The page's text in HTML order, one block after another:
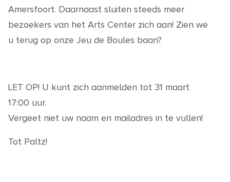
Amersfoort. Daarnaast sluiten steeds meer
bezoekers van het Arts Center zich aan! Zien we
u terug op onze Jeu de Boules baan?
LET OP! U kunt zich aanmelden tot 31 maart
17:00 uur.
Vergeet niet uw naam en mailadres in te vullen!
Tot Paltz!